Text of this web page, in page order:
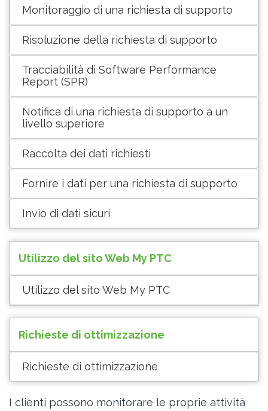
Monitoraggio di una richiesta di supporto
Risoluzione della richiesta di supporto
Tracciabilità di Software Performance
Report (SPR)
Notifica di una richiesta di supporto a un
livello superiore
Raccolta dei dati richiesti
Fornire i dati per una richiesta di supporto
Invio di dati sicuri
Utilizzo del sito Web My PTC
Utilizzo del sito Web My PTC
Richieste di ottimizzazione
Richieste di ottimizzazione
I clienti possono monitorare le proprie attività